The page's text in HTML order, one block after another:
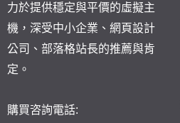
力於提供穩定與平價的虛擬主
機，深受中小企業、網頁設計
公司、部落格站長的推薦與肯
定。
購買咨詢電話: